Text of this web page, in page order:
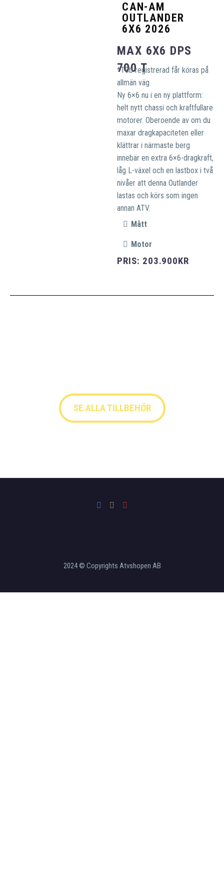
CAN-AM
OUTLANDER
6X6 2026
MAX 6X6 DPS
700 T
*T3b registrerad får köras på
allmän väg
Ny 6×6 nu i en ny plattform:
helt nytt chassi och kraftfullare
motorer. Oberoende av om du
maxar dragkapaciteten eller
klättrar i närmaste berg
innebär en extra 6×6-dragkraft,
låg L-växel och en lastbox i två
nivåer att denna Outlander
lastas och körs som ingen
annan ATV.
Mått
Motor
PRIS: 203.900KR
SE ALLA TILLBEHÖR
2024 © Copyrights Atvshopen AB